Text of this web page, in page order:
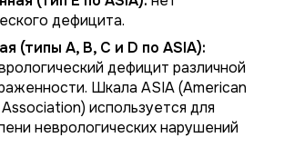
дефицита.
(типы A, B, C и D по ASIA):
дефицит различной
Шкала ASIA (American
используется для
неврологических нарушений